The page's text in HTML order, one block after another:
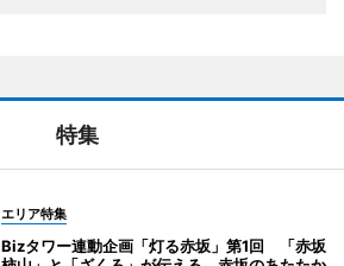
特集
エリア特集
Bizタワー連動企画「灯る赤坂」第1回 「赤坂